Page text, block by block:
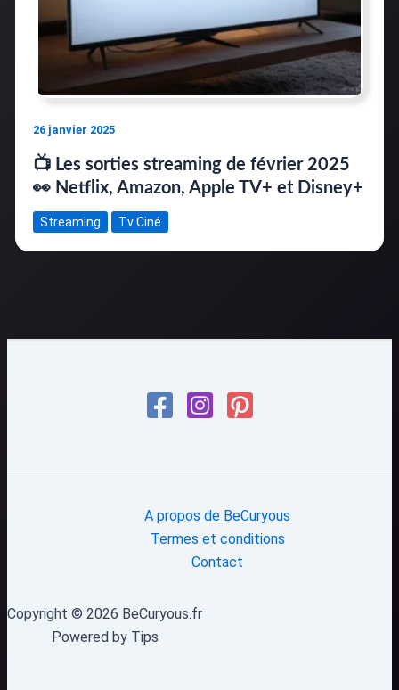
26 janvier 2025
📺 Les sorties streaming de février 2025
👀 Netflix, Amazon, Apple TV+ et Disney+
Streaming Tv Ciné
A propos de BeCuryous
Termes et conditions
Contact
Copyright © 2026 BeCuryous.fr
Powered by Tips